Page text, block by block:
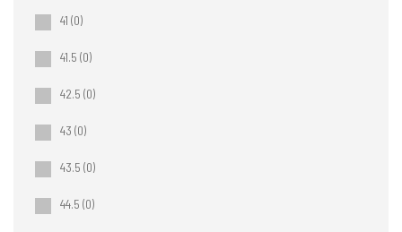
41 (0)
41.5 (0)
42.5 (0)
43 (0)
43.5 (0)
44.5 (0)